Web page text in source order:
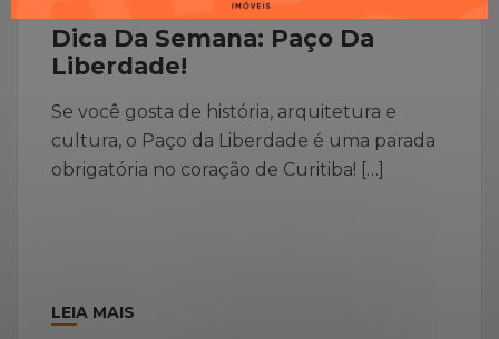
Dica Da Semana: Paço Da
Liberdade!
Se você gosta de história, arquitetura e
cultura, o Paço da Liberdade é uma parada
obrigatória no coração de Curitiba! […]
LEIA MAIS